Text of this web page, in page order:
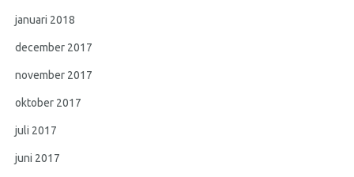
januari 2018
december 2017
november 2017
oktober 2017
juli 2017
juni 2017